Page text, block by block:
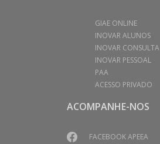
GIAE ONLINE
INOVAR ALUNOS
INOVAR CONSULTA
INOVAR PESSOAL
PAA
ACESSO PRIVADO
ACOMPANHE-NOS
FACEBOOK APEEA